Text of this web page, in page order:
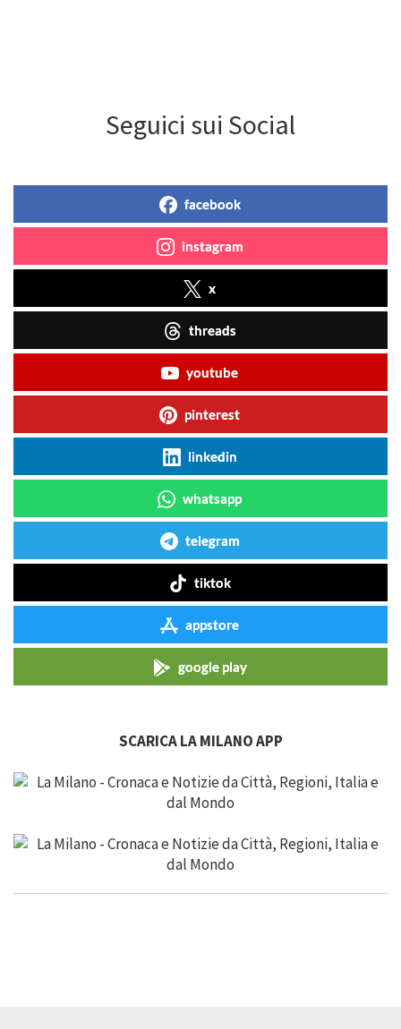
Seguici sui Social
facebook
instagram
x
threads
youtube
pinterest
linkedin
whatsapp
telegram
tiktok
appstore
google play
SCARICA LA MILANO APP